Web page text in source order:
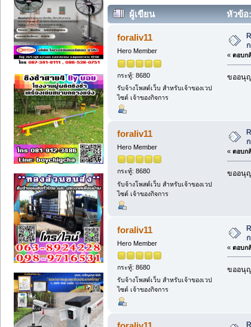
ผู้เขียน หัวข้อ
foraliv11
Hero Member
กระทู้: 8680
รับจ้างโพสต์เว็บ สำหรับเจ้าของเวป
ไซต์ เจ้าของกิจการ
« ตอบก
ขออนุ
foraliv11
Hero Member
กระทู้: 8680
รับจ้างโพสต์เว็บ สำหรับเจ้าของเวป
ไซต์ เจ้าของกิจการ
« ตอบก
ขออนุ
foraliv11
Hero Member
กระทู้: 8680
รับจ้างโพสต์เว็บ สำหรับเจ้าของเวป
ไซต์ เจ้าของกิจการ
« ตอบก
ขออนุ